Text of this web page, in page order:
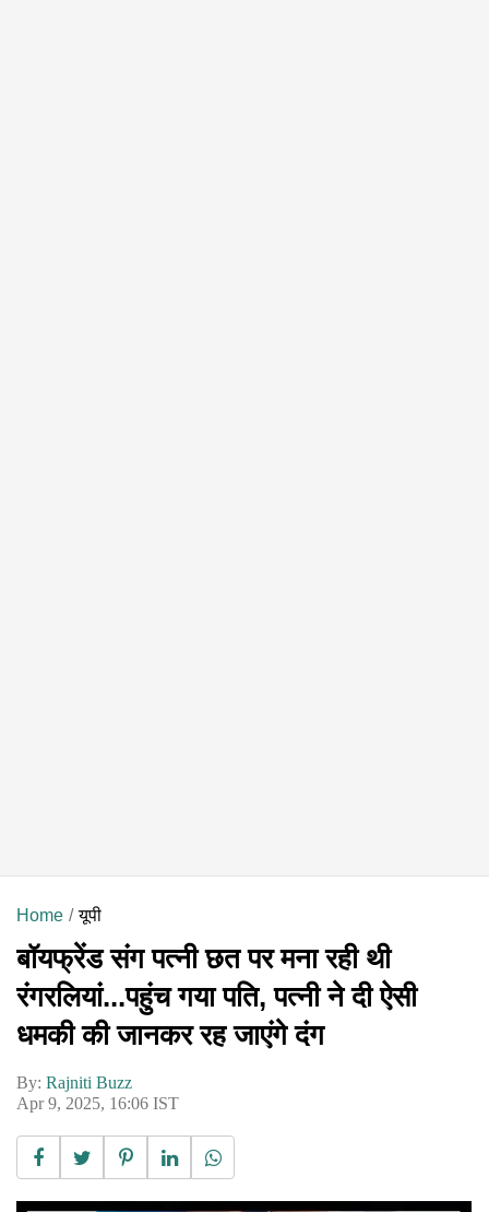
Home यूपी
बॉयफ्रेंड संग पत्नी छत पर मना रही थी
रंगरलियां...पहुंच गया पति, पत्नी ने दी ऐसी
धमकी की जानकर रह जाएंगे दंग
By: Rajniti Buzz
Apr 9, 2025, 16:06 IST